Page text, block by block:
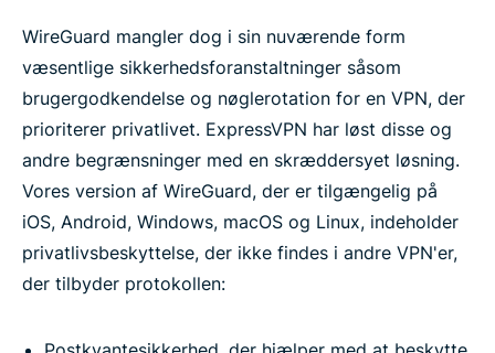
WireGuard mangler dog i sin nuværende form
væsentlige sikkerhedsforanstaltninger såsom
brugergodkendelse og nøglerotation for en VPN, der
prioriterer privatlivet. ExpressVPN har løst disse og
andre begrænsninger med en skræddersyet løsning.
Vores version af WireGuard, der er tilgængelig på
iOS, Android, Windows, macOS og Linux, indeholder
privatlivsbeskyttelse, der ikke findes i andre VPN'er,
der tilbyder protokollen: